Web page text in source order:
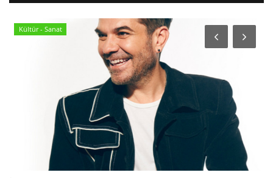
Kültür - Sanat